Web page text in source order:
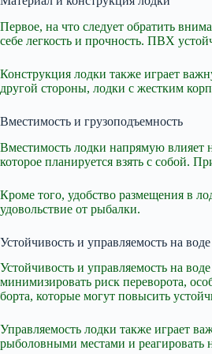
Первое, на что следует обратить
себе легкость и прочность. ПВХ
Конструкция лодки также играет
другой стороны, лодки с жестким
Вместимость и грузоподъемность
Вместимость лодки напрямую влияет
которое планируется взять с собой.
Кроме того, удобство размещения в
удовольствие от рыбалки.
Устойчивость и управляемость на воде
Устойчивость и управляемость на
минимизировать риск переворота,
борта, которые могут повысить
Управляемость лодки также играет
рыболовными местами и реагировать